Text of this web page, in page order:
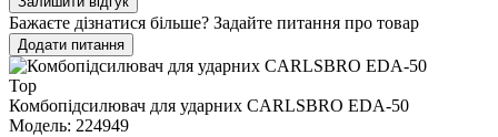
Бажаєте дізнатися більше? Задайте питання про товар
Додати питання
Top
Комбопідсилювач для ударних CARLSBRO EDA-50
Модель: 224949